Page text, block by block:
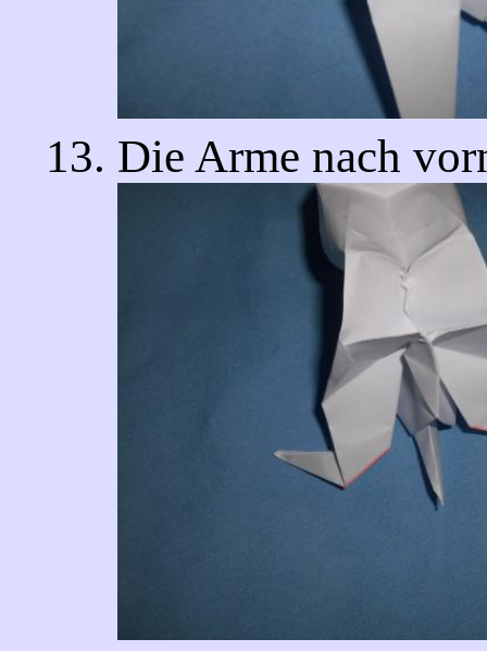
Die Arme nach